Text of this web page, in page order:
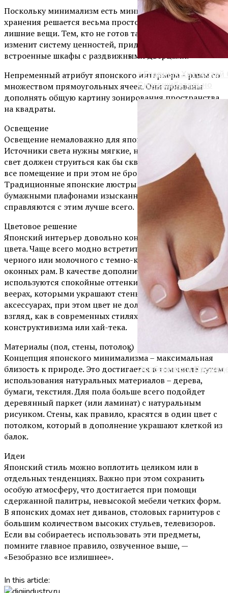
7 Главных
Сногсшибательно
Особенности
Поскольку минимализм есть минимализм, проблема
хранения решается весьма просто – не стоит заводить
лишние вещи. Тем, кто не готов так кардинально
изменит систему ценностей, придут на помощь
встроенные шкафы с раздвижными дверцами.
Непременный атрибут японского интерьера – рамы со
множеством прямоугольных ячеек. Они призваны
дополнять общую картину зонирования пространства
на квадраты.
Освещение
Освещение немаловажно для японского интерьера.
Источники света нужны мягкие, ненавязчивые, а сам
свет должен струиться как бы сквозь стены, наполняя
все помещение и при этом не бросаясь в глаза.
Традиционные японские люстры и светильники с
бумажными плафонами изысканных форм
справляются с этим лучше всего.
Цветовое решение
Японский интерьер довольно консервативен в выборе
цвета. Чаще всего модно встретить сочетание белого и
черного или молочного с темно-коричневым оттенком
оконных рам. В качестве дополнительных
используются спокойные оттенки. Например, на
веерах, которыми украшают стены, или других
аксессуарах, при этом цвет не должен притягивать
взгляд, как в современных стилях вроде
конструктивизма или хай-тека.
Материалы (пол, стены, потолок)
Концепция японского минимализма – максимальная
близость к природе. Это достигается в том числе путем
использования натуральных материалов – дерева,
бумаги, текстиля. Для пола больше всего подойдет
деревянный паркет (или ламинат) с натуральным
рисунком. Стены, как правило, красятся в один цвет с
потолком, который в дополнение украшают клеткой из
балок.
Идеи
Японский стиль можно воплотить целиком или в
отдельных тенденциях. Важно при этом сохранить
особую атмосферу, что достигается при помощи
сдержанной палитры, невысокой мебели четких форм.
В японских домах нет диванов, столовых гарнитуров с
большим количеством высоких стульев, телевизоров.
Если вы собираетесь использовать эти предметы,
помните главное правило, озвученное выше, —
«Безобразно все излишнее».
In this article: